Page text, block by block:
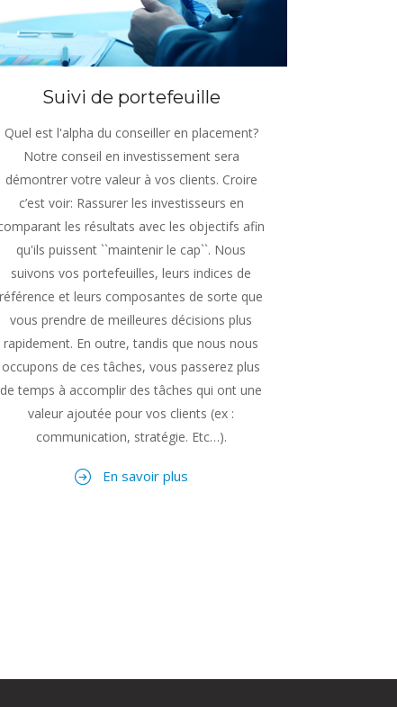
Suivi de portefeuille
Quel est l'alpha du conseiller en placement?
Notre conseil en investissement sera
démontrer votre valeur à vos clients. Croire
c’est voir: Rassurer les investisseurs en
les résultats avec les objectifs afin
qu'ils puissent ``maintenir le cap``. Nous
suivons vos portefeuilles, leurs indices de
référence et leurs composantes de sorte que
vous prendre de meilleures décisions plus
rapidement. En outre, tandis que nous nous
occupons de ces tâches, vous passerez plus
de temps à accomplir des tâches qui ont une
valeur ajoutée pour vos clients (ex :
communication, stratégie. Etc…).
En savoir plus